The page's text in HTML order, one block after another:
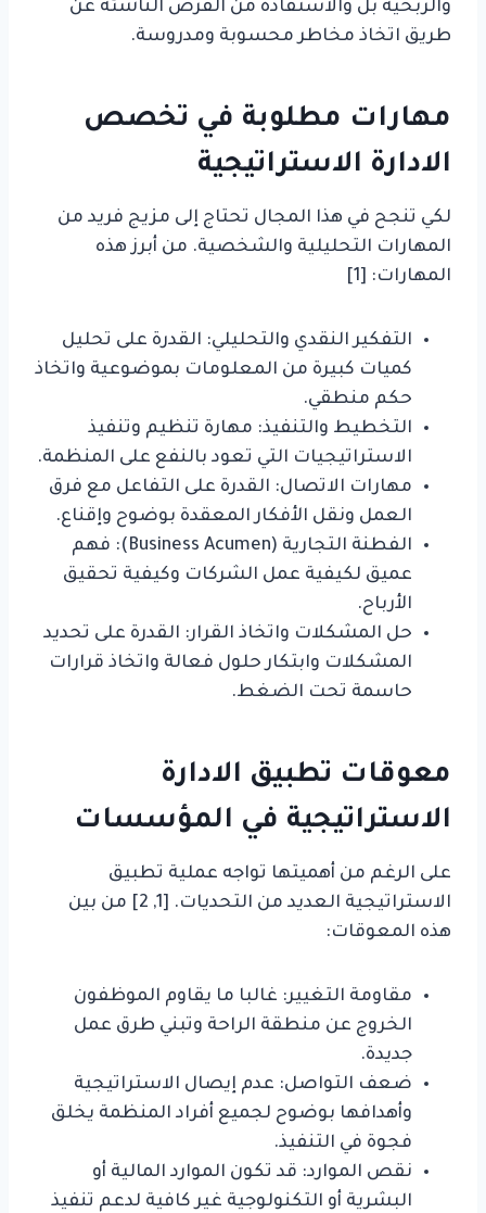
والربحية بل والاستفادة من الفرص الناشئة عن
طريق اتخاذ مخاطر محسوبة ومدروسة.
مهارات مطلوبة في تخصص
الادارة الاستراتيجية
لكي تنجح في هذا المجال تحتاج إلى مزيج فريد من
المهارات التحليلية والشخصية. من أبرز هذه
المهارات: [1]
التفكير النقدي والتحليلي: القدرة على تحليل
كميات كبيرة من المعلومات بموضوعية واتخاذ
حكم منطقي.
التخطيط والتنفيذ: مهارة تنظيم وتنفيذ
الاستراتيجيات التي تعود بالنفع على المنظمة.
مهارات الاتصال: القدرة على التفاعل مع فرق
العمل ونقل الأفكار المعقدة بوضوح وإقناع.
الفطنة التجارية (Business Acumen): فهم
عميق لكيفية عمل الشركات وكيفية تحقيق
الأرباح.
حل المشكلات واتخاذ القرار: القدرة على تحديد
المشكلات وابتكار حلول فعالة واتخاذ قرارات
حاسمة تحت الضغط.
معوقات تطبيق الادارة
الاستراتيجية في المؤسسات
على الرغم من أهميتها تواجه عملية تطبيق
الاستراتيجية العديد من التحديات. [1, 2] من بين
هذه المعوقات:
مقاومة التغيير: غالبا ما يقاوم الموظفون
الخروج عن منطقة الراحة وتبني طرق عمل
جديدة.
ضعف التواصل: عدم إيصال الاستراتيجية
وأهدافها بوضوح لجميع أفراد المنظمة يخلق
فجوة في التنفيذ.
نقص الموارد: قد تكون الموارد المالية أو
البشرية أو التكنولوجية غير كافية لدعم تنفيذ